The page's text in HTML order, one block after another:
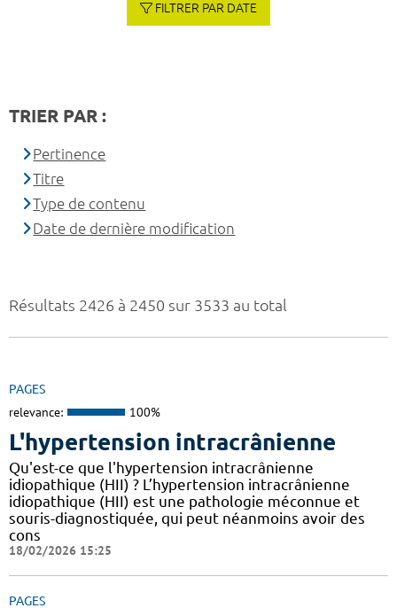
Résultats 2426 à 2450 sur 3533 au total
PAGES
relevance: 100%
L'hypertension intracrânienne
Qu'est-ce que l'hypertension intracrânienne
idiopathique (HII) ? L’hypertension intracrânienne
idiopathique (HII) est une pathologie méconnue et
souris-diagnostiquée, qui peut néanmoins avoir des
cons
18/02/2026 15:25
PAGES
FILTRER PAR DATE
TRIER PAR :
Pertinence
Titre
Type de contenu
Date de dernière modification